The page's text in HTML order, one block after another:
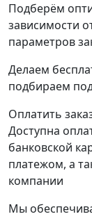
Подберём
зависимости
параметров
Делаем
подбираем
Оплатить
Доступна
банковской
платежом, а
компании
Мы